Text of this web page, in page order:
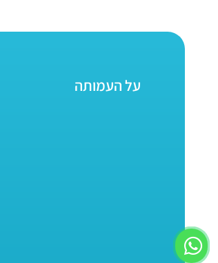
על העמותה